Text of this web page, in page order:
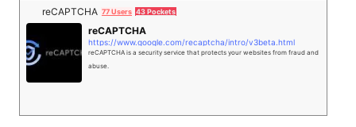
reCAPTCHA 77 Users 43 Pockets
reCAPTCHA
https://www.google.com/recaptcha/intro/v3beta.html
reCAPTCHA is a security service that protects your websites from fraud and
abuse.